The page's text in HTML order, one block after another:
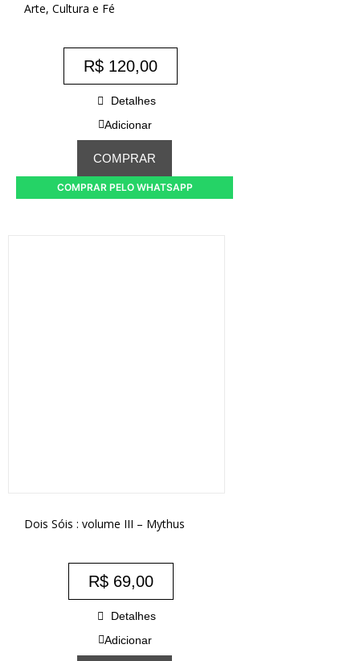
Arte, Cultura e Fé
R$ 120,00
Detalhes
Adicionar
COMPRAR
COMPRAR PELO WHATSAPP
Dois Sóis : volume III – Mythus
R$69,00
Detalhes
Adicionar